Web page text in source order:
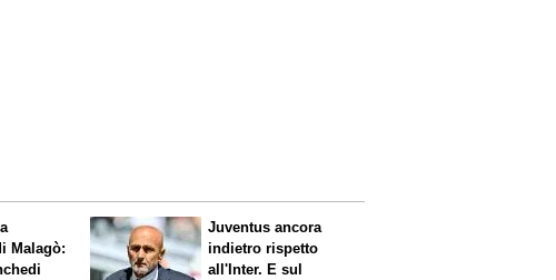
Malagò:
Juventus ancora
indietro rispetto
all'Inter. E sul